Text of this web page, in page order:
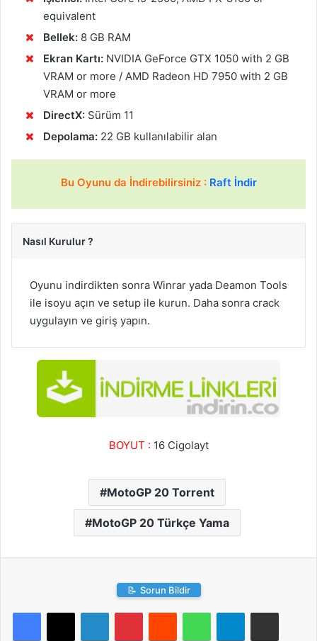
equivalent
Bellek: 8 GB RAM
Ekran Kartı: NVIDIA GeForce GTX 1050 with 2 GB
VRAM or more / AMD Radeon HD 7950 with 2 GB
VRAM or more
DirectX: Sürüm 11
Depolama: 22 GB kullanılabilir alan
Bu Oyunu da İndirebilirsiniz : Raft İndir
Nasıl Kurulur ?
Oyunu indirdikten sonra Winrar yada Deamon Tools
ile isoyu açın ve setup ile kurun. Daha sonra crack
uygulayın ve giriş yapın.
BOYUT : 16 Cigolayt
MotoGP 20 Torrent
MotoGP 20 Türkçe Yama
📝 Sorun Bildir
LinkedInPinterestReddit WhatsAppTelegramE-Posta ile paylaş